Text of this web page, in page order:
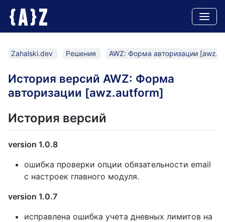
{A}Z
Zahalski.dev Решения AWZ: Форма авторизации
История версий AWZ: Форма
авторизации [awz.autform]
История версий
version 1.0.8
ошибка проверки опции обязательности email
с настроек главного модуля.
version 1.0.7
исправлена ошибка учета дневных лимитов на